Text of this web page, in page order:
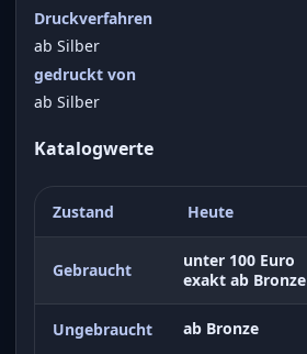
Druckverfahren
ab Silber
gedruckt von
ab Silber
Katalogwerte
Zustand Heute
Gebraucht
unter 100 Euro
exakt ab Bronze
Ungebraucht ab Bronze